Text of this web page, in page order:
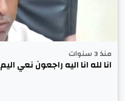
منذ 3 سنوات
انا لله انا اليه راجعون نعي اليم